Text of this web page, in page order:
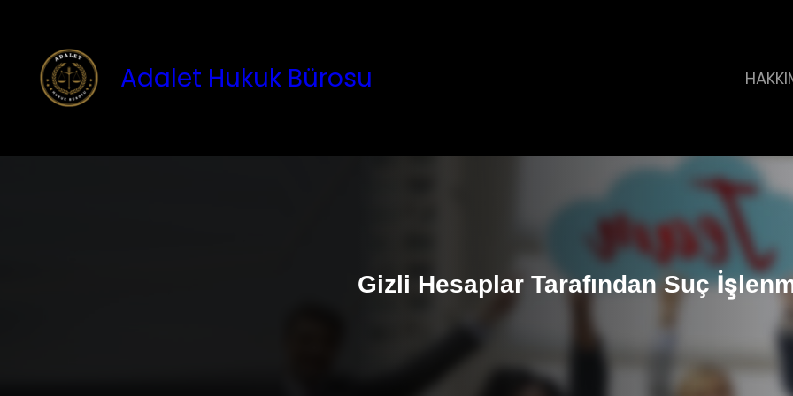
Adalet Hukuk Bürosu
Gizli Hesaplar Tarafından Suç